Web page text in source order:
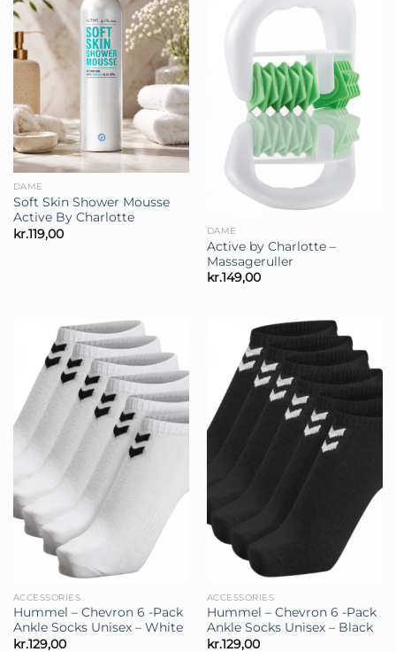
DAME
Soft Skin Shower Mousse
Active By Charlotte
kr.119,00 DAME
Active by Charlotte –
Massageruller
kr.149,00
ACCESSORIES
Hummel – Chevron 6 -Pack
Ankle Socks Unisex – White
kr.129,00
ACCESSORIES
Hummel – Chevron 6 -Pack
Ankle Socks Unisex – Black
kr.129,00